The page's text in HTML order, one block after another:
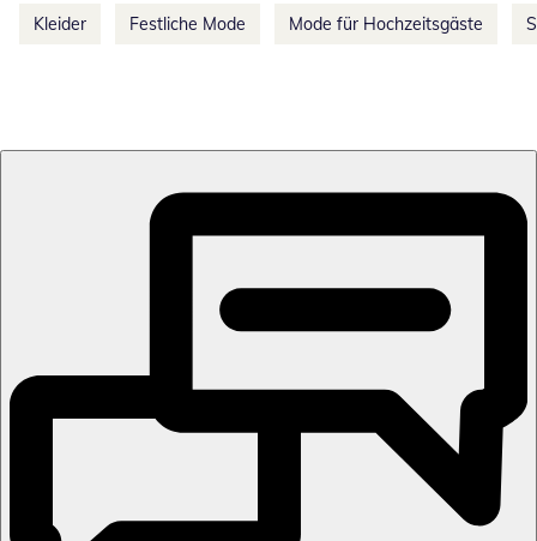
Kleider Festliche Mode Mode für Hochzeitsgäste